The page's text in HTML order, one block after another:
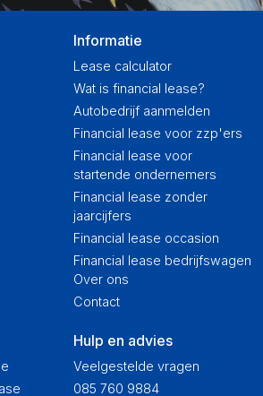
Informatie
Lease calculator
Wat is financial lease?
Autobedrijf aanmelden
Financial lease voor zzp'ers
Financial lease voor
startende ondernemers
Financial lease zonder
jaarcijfers
Financial lease occasion
Financial lease bedrijfswagen
Over ons
Contact
Hulp en advies
Veelgestelde vragen
085 760 9884